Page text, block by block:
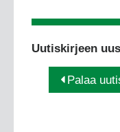
Uutiskirjeen
Palaa